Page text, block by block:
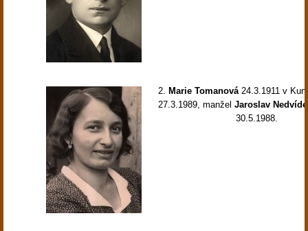
2. Marie Tomanová 24.3.1911 v
27.3.1989, manžel Jaroslav
30.5.1988.